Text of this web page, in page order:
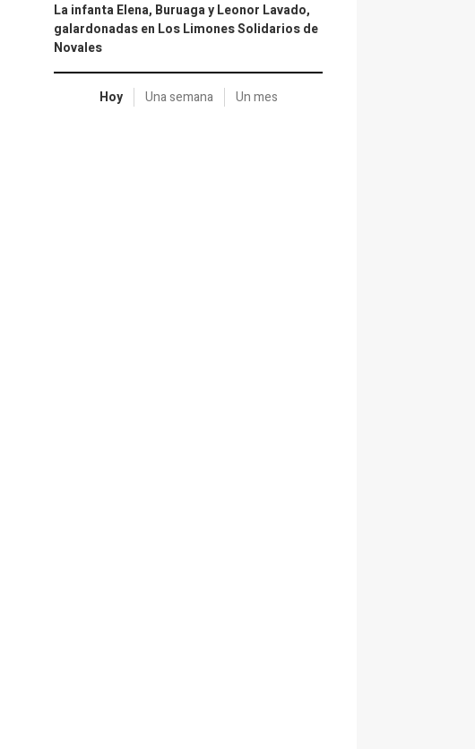
La infanta Elena, Buruaga y Leonor Lavado,
galardonadas en Los Limones Solidarios de
Novales
Hoy Una semana Un mes